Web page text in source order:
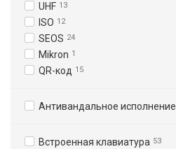
UHF 13
ISO 12
SEOS 24
Mikron 1
QR-код 15
Антивандальное исполнение
Встроенная клавиатура 53